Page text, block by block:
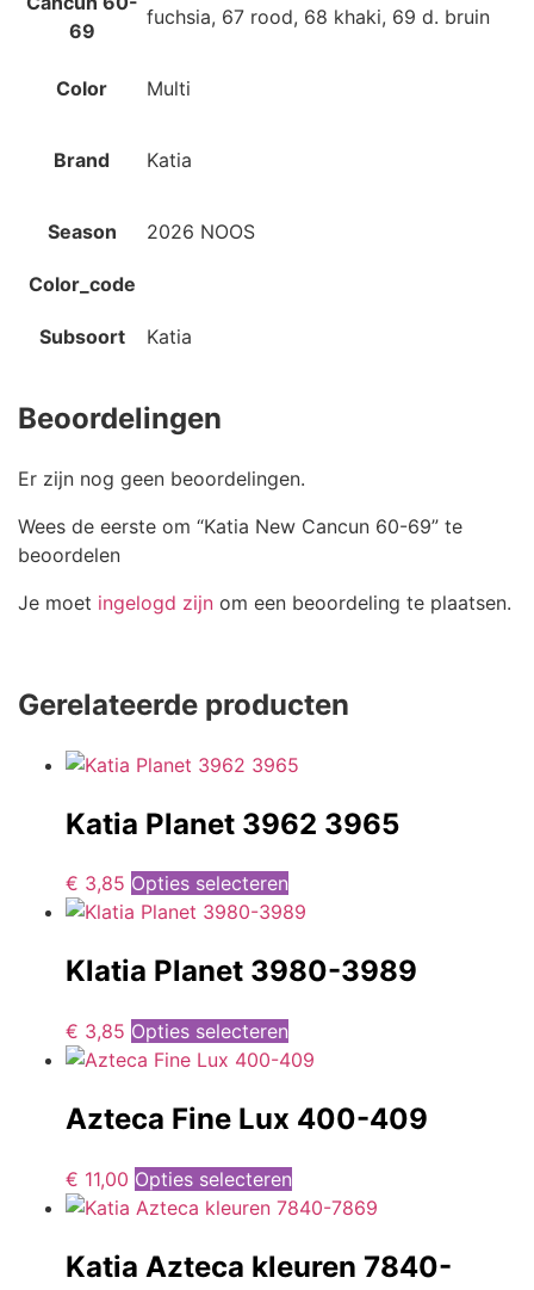
69
fuchsia, 67 rood, 68 khaki, 69 d. bruin
Color Multi
Brand Katia
Season 2026 NOOS
Color_code
Subsoort Katia
Beoordelingen
Er zijn nog geen beoordelingen.
Wees de eerste om “Katia New Cancun 60-69” te
beoordelen
Je moet ingelogd zijn om een beoordeling te plaatsen.
Gerelateerde producten
Katia Planet 3962 3965
€ 3,85 Opties selecteren
Klatia Planet 3980-3989
€ 3,85 Opties selecteren
Azteca Fine Lux 400-409
€ 11,00 Opties selecteren
Katia Azteca kleuren 7840-